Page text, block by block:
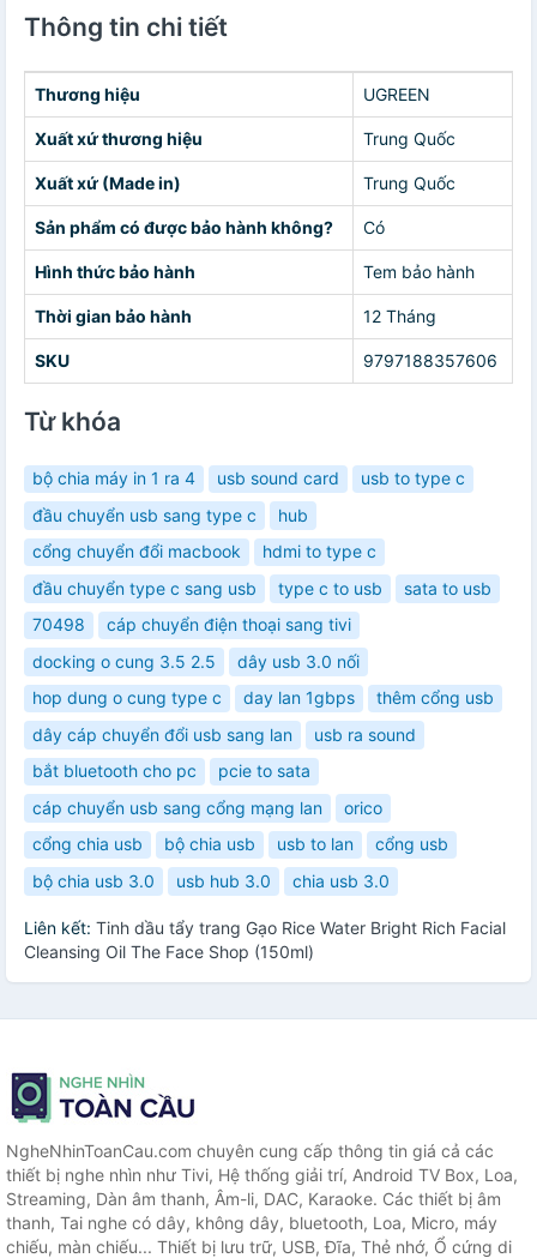
Thông tin chi tiết
Thương hiệu UGREEN
Xuất xứ thương hiệu Trung Quốc
Xuất xứ (Made in) Trung Quốc
Sản phẩm có được bảo hành không? Có
Hình thức bảo hành Tem bảo hành
Thời gian bảo hành 12 Tháng
SKU 9797188357606
Từ khóa
bộ chia máy in 1 ra 4 usb sound card
usb to type c
đầu chuyển usb sang type c
hub
cổng chuyển đổi macbook
hdmi to type c
đầu chuyển type c sang usb
type c to usb
sata to usb
70498
cáp chuyển điện thoại sang tivi
docking o cung 3.5 2.5
dây usb 3.0 nối
hop dung o cung type c
day lan 1gbps
thêm cổng usb
dây cáp chuyển đổi usb sang lan
usb ra sound
bắt bluetooth cho pc
pcie to sata
cáp chuyển usb sang cổng mạng lan
orico
cổng chia usb
bộ chia usb usb to lan
cổng usb
bộ chia usb 3.0
usb hub 3.0 chia usb 3.0
Liên kết: Tinh dầu tẩy trang Gạo Rice Water Bright Rich Facial
Cleansing Oil The Face Shop (150ml)
NgheNhinToanCau.com chuyên cung cấp thông tin giá cả các
thiết bị nghe nhìn như Tivi, Hệ thống giải trí, Android TV Box, Loa,
Streaming, Dàn âm thanh, Âm-li, DAC, Karaoke. Các thiết bị âm
thanh, Tai nghe có dây, không dây, bluetooth, Loa, Micro, máy
chiếu, màn chiếu... Thiết bị lưu trữ, USB, Đĩa, Thẻ nhớ, Ổ cứng di